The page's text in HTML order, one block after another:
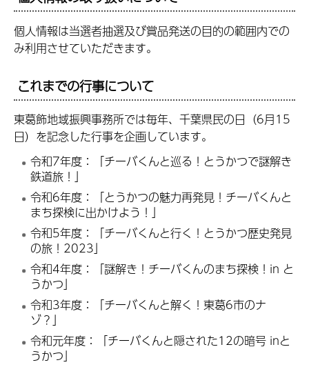
個人情報は当選者抽選及び賞品発送の目的の範囲内での
み利用させていただきます。
これまでの行事について
東葛飾地域振興事務所では毎年、千葉県民の日（6月15
日）を記念した行事を企画しています。
令和7年度：「チーバくんと巡る！とうかつで謎解き
鉄道旅！」
令和6年度：「とうかつの魅力再発見！チーバくんと
まち探検に出かけよう！」
令和5年度：「チーバくんと行く！とうかつ歴史発見
の旅！2023」
令和4年度：「謎解き！チーバくんのまち探検！in と
うかつ」
令和3年度：「チーバくんと解く！東葛6市のナ
ゾ？」
令和元年度：「チーバくんと隠された12の暗号 inと
うかつ」